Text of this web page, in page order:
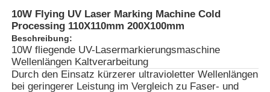
10W Flying UV Laser Marking Machine Cold
Processing 110X110mm 200X100mm
Beschreibung:
10W fliegende UV-Lasermarkierungsmaschine
Wellenlängen Kaltverarbeitung
Durch den Einsatz kürzerer ultravioletter Wellenlängen
bei geringerer Leistung im Vergleich zu Faser- und